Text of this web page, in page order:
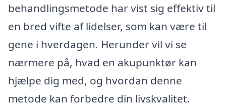
behandlingsmetode har vist sig effektiv til
en bred vifte af lidelser, som kan være til
gene i hverdagen. Herunder vil vi se
nærmere på, hvad en akupunktør kan
hjælpe dig med, og hvordan denne
metode kan forbedre din livskvalitet.